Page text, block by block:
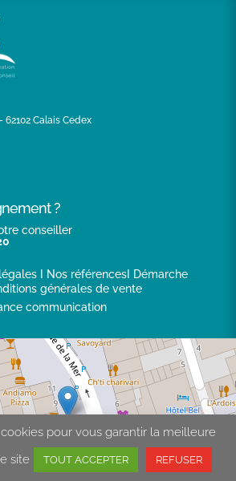
sanitaires et médico-sociaux (depuis
industriel d’envergure
dans le Boulonnais (depuis juin
Ville des Hauts de France de plus
(depuis décembre 2019).
62102 Calais Cedex
?
conseiller
Nos références
Démarche
générales de vente
communication
pour vous garantir la meilleure
site
TOUT ACCEPTER REFUSER